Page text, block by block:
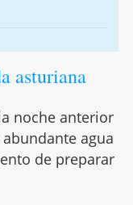
asturiana
noche anterior
agua
de preparar